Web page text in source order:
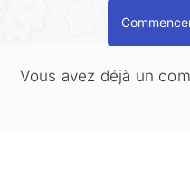
Vous avez déjà un